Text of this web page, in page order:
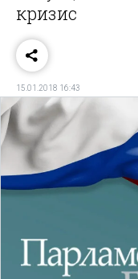
кризис
15.01.2018 16:43